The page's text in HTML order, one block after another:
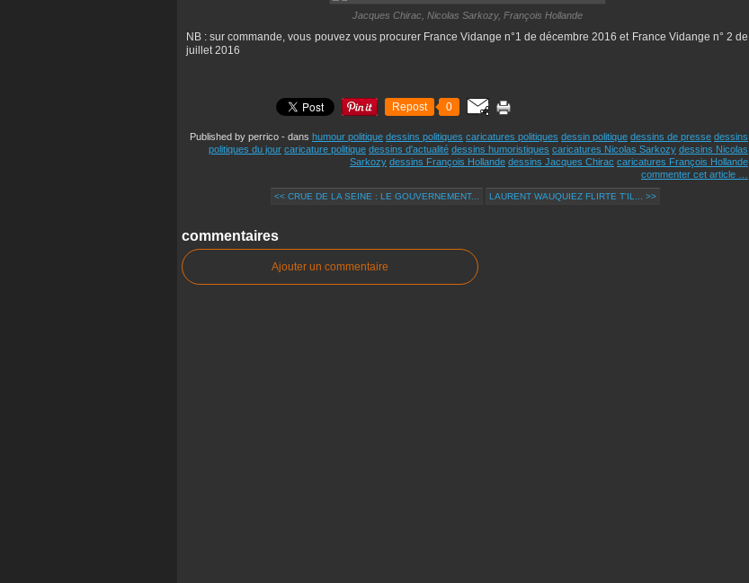
Jacques Chirac, Nicolas Sarkozy, François Hollande
NB : sur commande, vous pouvez vous procurer France Vidange n°1 de décembre 2016 et France Vidange n° 2 de
juillet 2016
Repost 0
Published by perrico - dans humour politique dessins politiques caricatures politiques dessin politique dessins de presse dessins
politiques du jour caricature politique dessins d'actualité dessins humoristiques caricatures Nicolas Sarkozy dessins Nicolas
Sarkozy dessins François Hollande dessins Jacques Chirac caricatures François Hollande
commenter cet article
<< CRUE DE LA SEINE : LE GOUVERNEMENT... LAURENT WAUQUIEZ FLIRTE T'IL... >>
commentaires
Ajouter un commentaire